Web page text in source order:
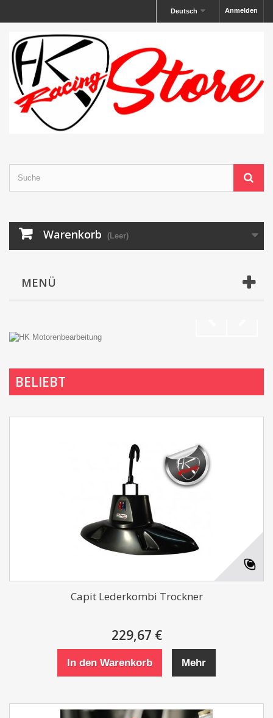
Anmelden
Deutsch
Warenkorb (Leer)
MENÜ
BELIEBT
Capit Lederkombi Trockner
229,67 €
In den Warenkorb Mehr